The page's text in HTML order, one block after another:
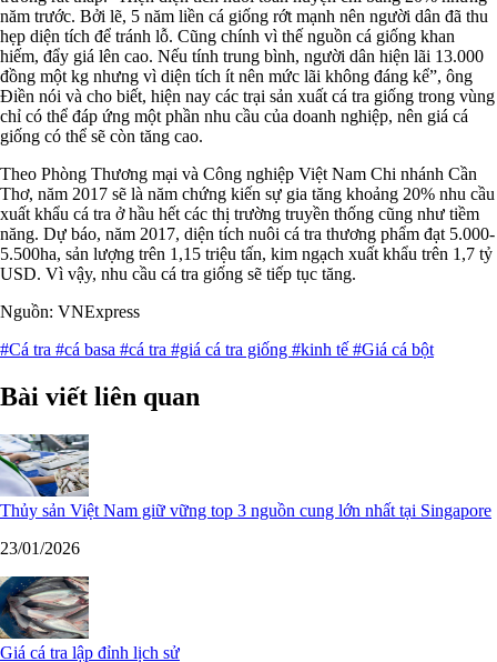
năm trước. Bởi lẽ, 5 năm liền cá giống rớt mạnh nên người dân đã thu
hẹp diện tích để tránh lỗ. Cũng chính vì thế nguồn cá giống khan
hiếm, đẩy giá lên cao. Nếu tính trung bình, người dân hiện lãi 13.000
đồng một kg nhưng vì diện tích ít nên mức lãi không đáng kể”, ông
Điền nói và cho biết, hiện nay các trại sản xuất cá tra giống trong vùng
chỉ có thể đáp ứng một phần nhu cầu của doanh nghiệp, nên giá cá
giống có thể sẽ còn tăng cao.
Theo Phòng Thương mại và Công nghiệp Việt Nam Chi nhánh Cần
Thơ, năm 2017 sẽ là năm chứng kiến sự gia tăng khoảng 20% nhu cầu
xuất khẩu cá tra ở hầu hết các thị trường truyền thống cũng như tiềm
năng. Dự báo, năm 2017, diện tích nuôi cá tra thương phẩm đạt 5.000-
5.500ha, sản lượng trên 1,15 triệu tấn, kim ngạch xuất khẩu trên 1,7 tỷ
USD. Vì vậy, nhu cầu cá tra giống sẽ tiếp tục tăng.
Nguồn: VNExpress
#Cá tra #cá basa #cá tra #giá cá tra giống #kinh tế #Giá cá bột
Bài viết liên quan
Thủy sản Việt Nam giữ vững top 3 nguồn cung lớn nhất tại Singapore
23/01/2026
Giá cá tra lập đỉnh lịch sử